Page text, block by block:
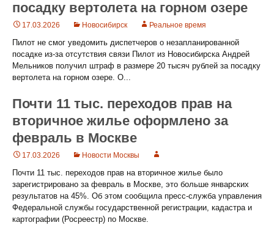
посадку вертолета на горном озере
17.03.2026 Новосибирск Реальное время
Пилот не смог уведомить диспетчеров о незапланированной
посадке из-за отсутствия связи Пилот из Новосибирска Андрей
Мельников получил штраф в размере 20 тысяч рублей за посадку
вертолета на горном озере. О...
Почти 11 тыс. переходов прав на
вторичное жилье оформлено за
февраль в Москве
17.03.2026 Новости Москвы
Почти 11 тыс. переходов прав на вторичное жилье было
зарегистрировано за февраль в Москве, это больше январских
результатов на 45%. Об этом сообщила пресс-служба управления
Федеральной службы государственной регистрации, кадастра и
картографии (Росреестр) по Москве.